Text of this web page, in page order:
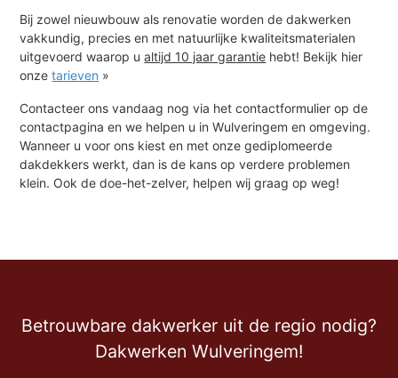
Bij zowel nieuwbouw als renovatie worden de dakwerken
vakkundig, precies en met natuurlijke kwaliteitsmaterialen
uitgevoerd waarop ualtijd 10 jaar garantie hebt! Bekijk hier
onzetarieven »
Contacteer ons vandaag nog via het contactformulier op de
contactpagina en we helpen u in Wulveringem en omgeving.
Wanneer u voor ons kiest en met onze gediplomeerde
dakdekkers werkt, dan is de kans op verdere problemen
klein. Ook de doe-het-zelver, helpen wij graag op weg!
Betrouwbare dakwerker uit de regio nodig?
Dakwerken Wulveringem!